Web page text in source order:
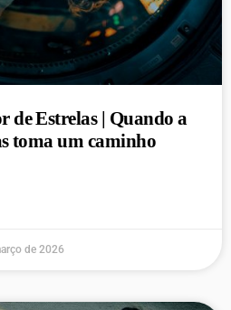
de Estrelas | Quando a
toma um caminho
de 2026